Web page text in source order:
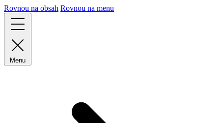
Rovnou na obsah Rovnou na menu
Menu